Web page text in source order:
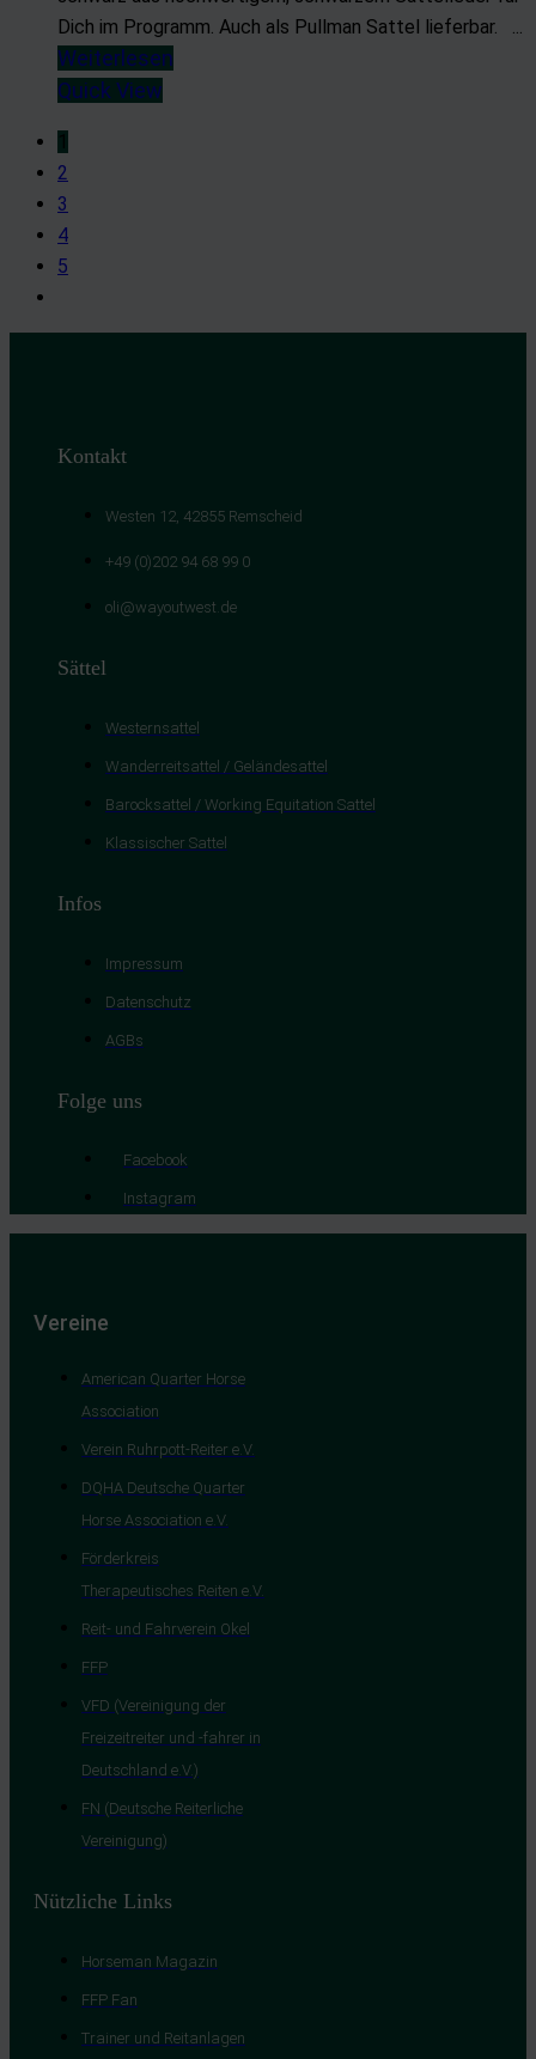
Dich im Programm. Auch als Pullman Sattel lieferbar. ...
Weiterlesen
Quick View
2
3
4
5
Kontakt
Westen 12, 42855 Remscheid
+49 (0)202 94 68 99 0
oli@wayoutwest.de
Sättel
Westernsattel
Wanderreitsattel / Geländesattel
Barocksattel / Working Equitation Sattel
Klassischer Sattel
Infos
Impressum
Datenschutz
AGBs
Folge uns
Facebook
Instagram
Vereine
American Quarter Horse
Association
Verein Ruhrpott-Reiter e.V.
DQHA Deutsche Quarter
Horse Association e.V.
Förderkreis
Therapeutisches Reiten e.V.
Reit- und Fahrverein Okel
FFP
VFD (Vereinigung der
Freizeitreiter und -fahrer in
Deutschland e.V.)
FN (Deutsche Reiterliche
Vereinigung)
Nützliche Links
Horseman Magazin
FFP Fan
Trainer und Reitanlagen